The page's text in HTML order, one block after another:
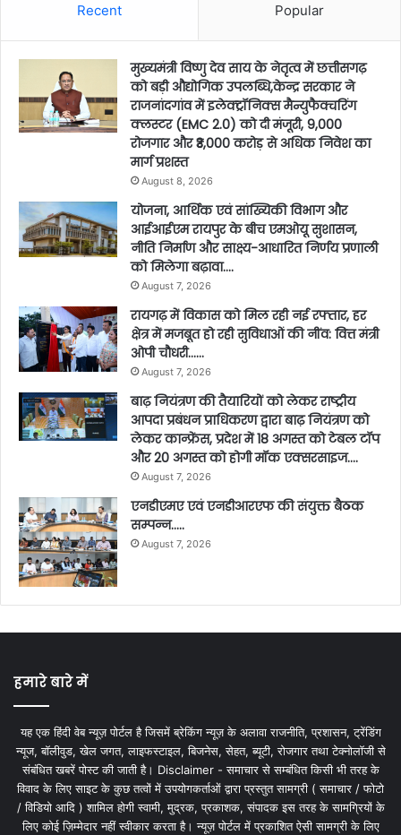
Recent Popular
मुख्यमंत्री विष्णु देव साय के नेतृत्व में छत्तीसगढ़
को बड़ी औद्योगिक उपलब्धि,केन्द्र सरकार ने
राजनांदगांव में इलेक्ट्रॉनिक्स मैन्युफैक्चरिंग
क्लस्टर (EMC 2.0) को दी मंजूरी, 9,000
रोजगार और ₹3,000 करोड़ से अधिक निवेश का
मार्ग प्रशस्त
August 8, 2026
योजना, आर्थिक एवं सांख्यिकी विभाग और
आईआईएम रायपुर के बीच एमओयू सुशासन,
नीति निर्माण और साक्ष्य-आधारित निर्णय प्रणाली
को मिलेगा बढ़ावा….
August 7, 2026
रायगढ़ में विकास को मिल रही नई रफ्तार, हर
क्षेत्र में मजबूत हो रही सुविधाओं की नींव: वित्त मंत्री
ओपी चौधरी……
August 7, 2026
बाढ़ नियंत्रण की तैयारियों को लेकर राष्ट्रीय
आपदा प्रबंधन प्राधिकरण द्वारा बाढ़ नियंत्रण को
लेकर कान्फ्रेंस, प्रदेश में 18 अगस्त को टेबल टॉप
और 20 अगस्त को होगी मॉक एक्सरसाइज….
August 7, 2026
एनडीएमए एवं एनडीआरएफ की संयुक्त बैठक
सम्पन्न…..
August 7, 2026
हमारे बारे में
यह एक हिंदी वेब न्यूज़ पोर्टल है जिसमें ब्रेकिंग न्यूज़ के अलावा राजनीति, प्रशासन, ट्रेंडिंग
न्यूज, बॉलीवुड, खेल जगत, लाइफस्टाइल, बिजनेस, सेहत, ब्यूटी, रोजगार तथा टेक्नोलॉजी से
संबंधित खबरें पोस्ट की जाती है। Disclaimer - समाचार से सम्बंधित किसी भी तरह के
विवाद के लिए साइट के कुछ तत्वों में उपयोगकर्ताओं द्वारा प्रस्तुत सामग्री ( समाचार / फोटो
/ विडियो आदि ) शामिल होगी स्वामी, मुद्रक, प्रकाशक, संपादक इस तरह के सामग्रियों के
लिए कोई ज़िम्मेदार नहीं स्वीकार करता है। न्यूज़ पोर्टल में प्रकाशित ऐसी सामग्री के लिए